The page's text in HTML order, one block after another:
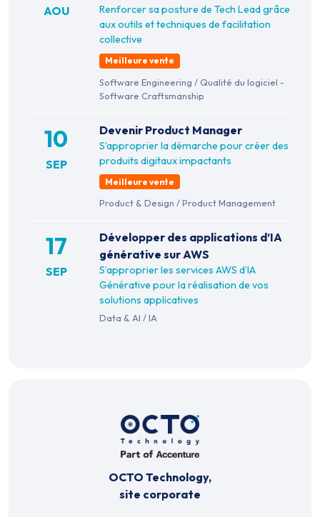
AOU
Renforcer sa posture de Tech Lead grâce
aux outils et techniques de facilitation
collective
Meilleure vente
Software Engineering / Qualité du logiciel -
Software Craftsmanship
10
SEP
Devenir Product Manager
S’approprier la démarche pour créer des
produits digitaux impactants
Meilleure vente
Product & Design /Product Management
17
SEP
Développer des applications d’IA
générative sur AWS
S’approprier les services AWS d’IA
Générative pour la réalisation de vos
solutions applicatives
Data & AI /IA
OCTO Technology,
site corporate